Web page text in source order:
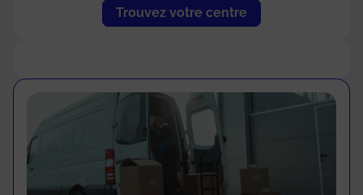
Trouvez votre centre